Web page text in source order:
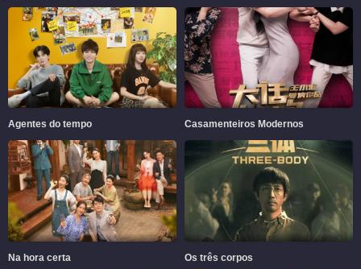
Agentes do tempo Casamenteiros Modernos
Na hora certa Os três corpos